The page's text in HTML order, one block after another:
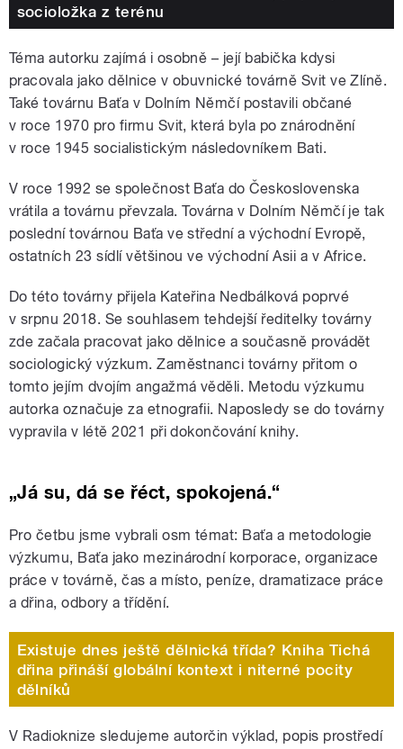
socioložka z terénu
Téma autorku zajímá i osobně – její babička kdysi
pracovala jako dělnice v obuvnické továrně Svit ve Zlíně.
Také továrnu Baťa v Dolním Němčí postavili občané
v roce 1970 pro firmu Svit, která byla po znárodnění
v roce 1945 socialistickým následovníkem Bati.
V roce 1992 se společnost Baťa do Československa
vrátila a továrnu převzala. Továrna v Dolním Němčí je tak
poslední továrnou Baťa ve střední a východní Evropě,
ostatních 23 sídlí většinou ve východní Asii a v Africe.
Do této továrny přijela Kateřina Nedbálková poprvé
v srpnu 2018. Se souhlasem tehdejší ředitelky továrny
zde začala pracovat jako dělnice a současně provádět
sociologický výzkum. Zaměstnanci továrny přitom o
tomto jejím dvojím angažmá věděli. Metodu výzkumu
autorka označuje za etnografii. Naposledy se do továrny
vypravila v létě 2021 při dokončování knihy.
„Já su, dá se řéct, spokojená.“
Pro četbu jsme vybrali osm témat: Baťa a metodologie
výzkumu, Baťa jako mezinárodní korporace, organizace
práce v továrně, čas a místo, peníze, dramatizace práce
a dřina, odbory a třídění.
Existuje dnes ještě dělnická třída? Kniha Tichá
dřina přináší globální kontext i niterné pocity
dělníků
V Radioknize sledujeme autorčin výklad, popis prostředí